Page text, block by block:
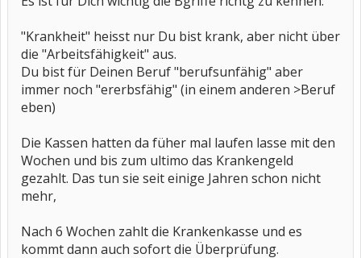
"Krankheit" heisst nur Du bist krank, aber nicht über
die "Arbeitsfähigkeit" aus.
Du bist für Deinen Beruf "berufsunfähig" aber
immer noch "ererbsfähig" (in einem anderen >Beruf
eben)
Die Kassen hatten da füher mal laufen lasse mit den
Wochen und bis zum ultimo das Krankengeld
gezahlt. Das tun sie seit einige Jahren schon nicht
mehr,
Nach 6 Wochen zahlt die Krankenkasse und es
kommt dann auch sofort die Überprüfung.